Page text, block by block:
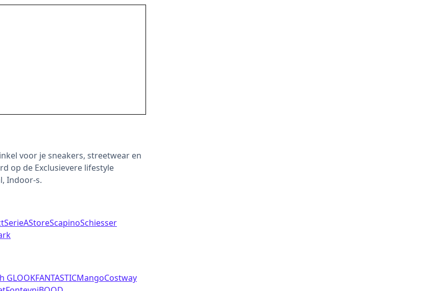
voor je sneakers, streetwear en
op de Exclusievere lifestyle
Indoor-s.
SerieAStoreScapinoSchiesser
GLOOKFANTASTICMangoCostway